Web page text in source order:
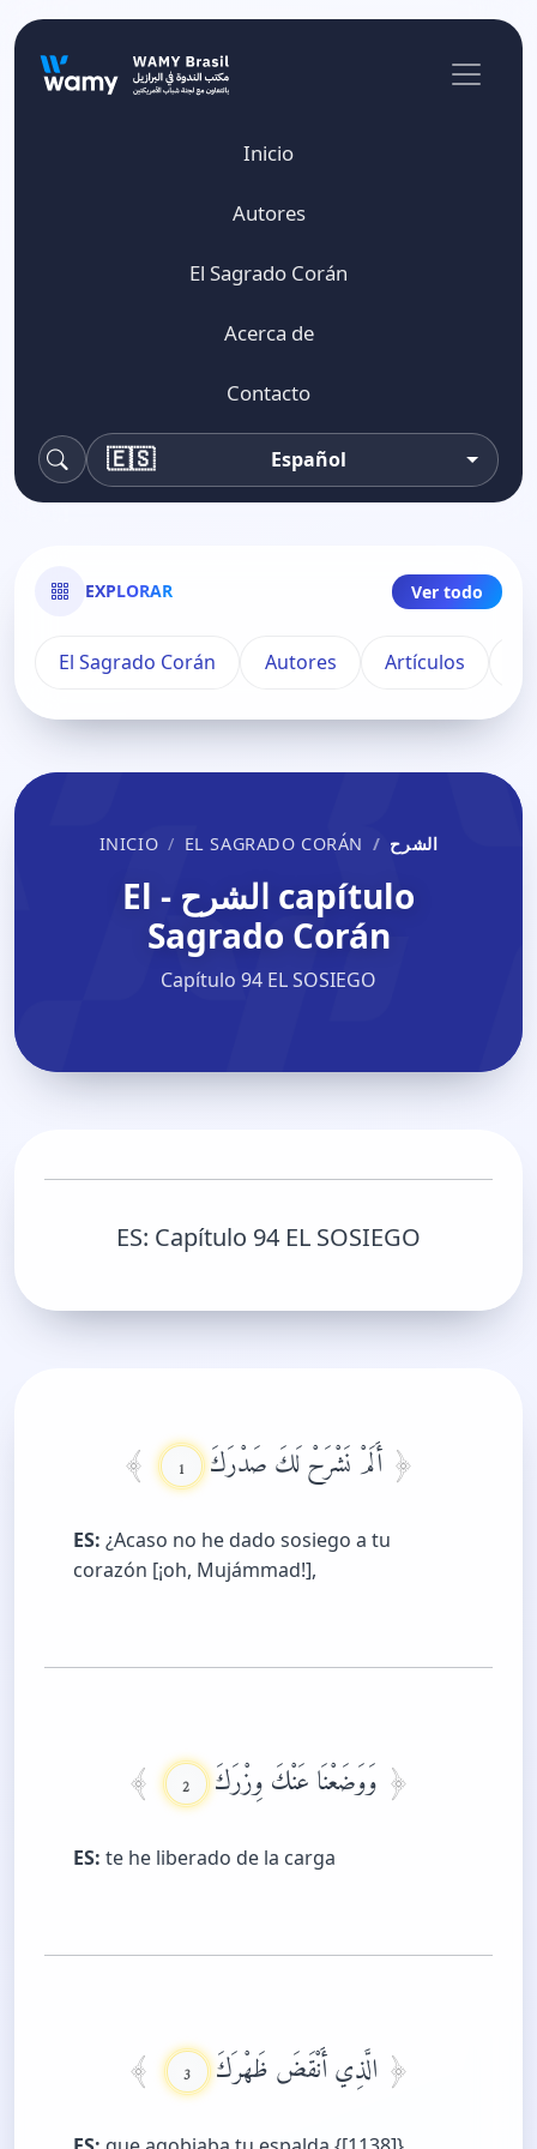
Inicio
Autores
El Sagrado Corán
Acerca de
Contacto
buscar🇪🇸 Español
EXPLORAR Ver todo
El Sagrado Corán Autores Artículos
INICIO EL SAGRADO CORÁN الشرح
capítulo الشرح - El
Sagrado Corán
Capítulo 94 EL SOSIEGO
ES: Capítulo 94 EL SOSIEGO
أَلَمْ نَشْرَحْ لَكَ صَدْرَكَ 1
ES: ¿Acaso no he dado sosiego a tu
corazón [¡oh, Mujámmad!],
وَوَضَعْنَا عَنْكَ وِزْرَكَ 2
ES: te he liberado de la carga
الَّذِي أَنْقَضَ ظَهْرَكَ 3